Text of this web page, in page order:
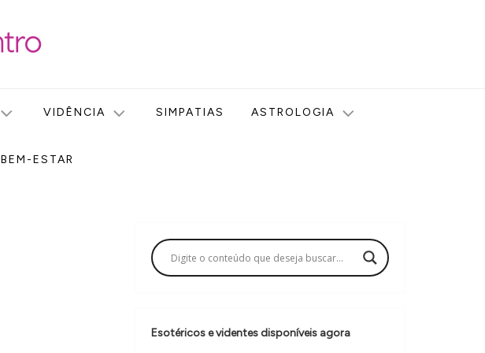
VIDÊNCIA SIMPATIAS ASTROLOGIA
BEM-ESTAR
Esotéricos e videntes disponíveis agora